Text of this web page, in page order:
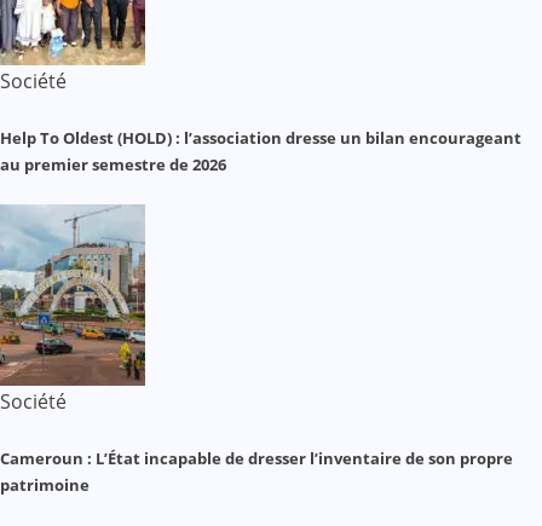
Société
Help To Oldest (HOLD) : l’association dresse un bilan encourageant
au premier semestre de 2026
Société
Cameroun : L’État incapable de dresser l’inventaire de son propre
patrimoine